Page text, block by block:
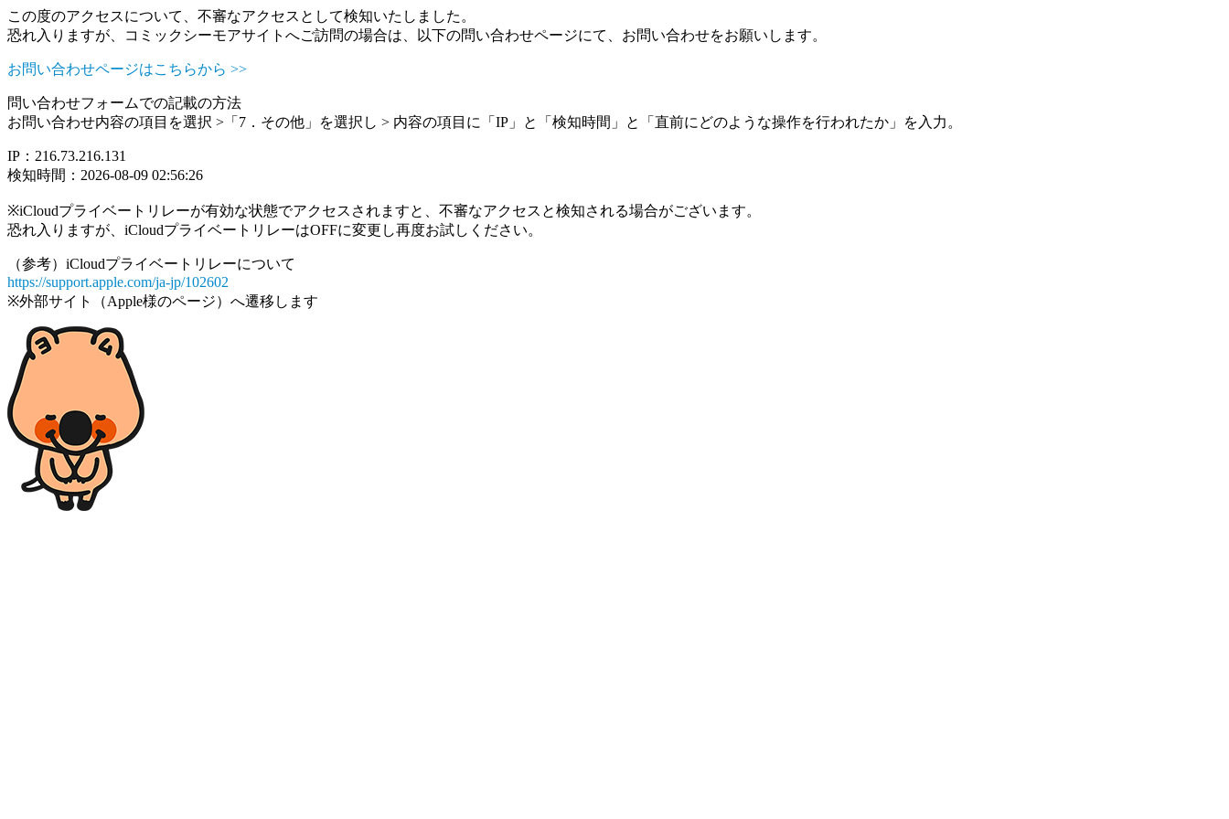
この度のアクセスについて、不審なアクセスとして検知いたしました。
恐れ入りますが、コミックシーモアサイトへご訪問の場合は、以下の問い合わせページにて、お問い合わせをお願いします。
お問い合わせページはこちらから >>
問い合わせフォームでの記載の方法
お問い合わせ内容の項目を選択 >「7．その他」を選択し > 内容の項目に「IP」と「検知時間」と「直前にどのような操作を行われたか」を入力。
IP：216.73.216.131
検知時間：2026-08-09 02:56:26
※iCloudプライベートリレーが有効な状態でアクセスされますと、不審なアクセスと検知される場合がございます。
恐れ入りますが、iCloudプライベートリレーはOFFに変更し再度お試しください。
（参考）iCloudプライベートリレーについて
https://support.apple.com/ja-jp/102602
※外部サイト（Apple様のページ）へ遷移します